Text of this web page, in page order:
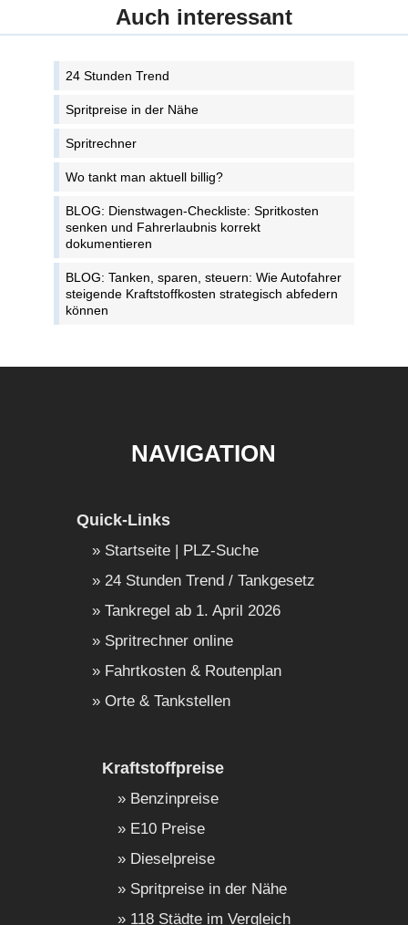
Auch interessant
24 Stunden Trend
Spritpreise in der Nähe
Spritrechner
Wo tankt man aktuell billig?
BLOG: Dienstwagen-Checkliste: Spritkosten
senken und Fahrerlaubnis korrekt
dokumentieren
BLOG: Tanken, sparen, steuern: Wie Autofahrer
steigende Kraftstoffkosten strategisch abfedern
können
NAVIGATION
Quick-Links
Startseite | PLZ-Suche
24 Stunden Trend / Tankgesetz
Tankregel ab 1. April 2026
Spritrechner online
Fahrtkosten & Routenplan
Orte & Tankstellen
Kraftstoffpreise
Benzinpreise
E10 Preise
Dieselpreise
Spritpreise in der Nähe
118 Städte im Vergleich